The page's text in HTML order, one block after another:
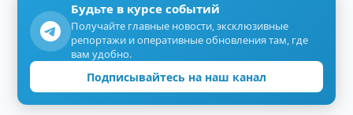
Будьте в курсе событий
Получайте главные новости, эксклюзивные
репортажи и оперативные обновления там, где
вам удобно.
Подписывайтесь на наш канал